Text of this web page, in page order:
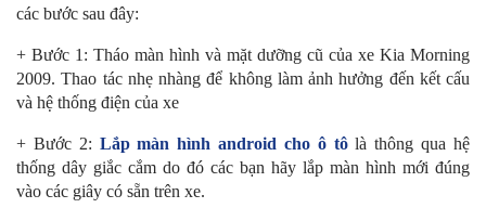
các bước sau đây:
+ Bước 1: Tháo màn hình và mặt dưỡng cũ của xe Kia Morning
2009. Thao tác nhẹ nhàng để không làm ảnh hưởng đến kết cấu
và hệ thống điện của xe
+ Bước 2: Lắp màn hình android cho ô tôlà thông qua hệ
thống dây giắc cắm do đó các bạn hãy lắp màn hình mới đúng
vào các giây có sẵn trên xe.